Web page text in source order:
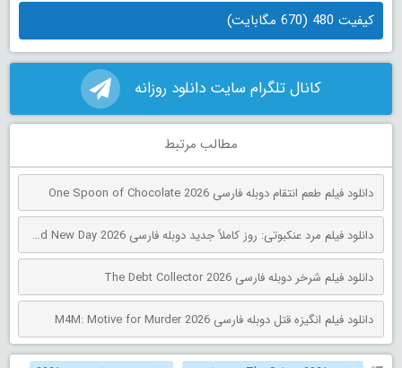
کیفیت 480 (670 مگابایت)
کانال تلگرام سایت دانلود روزانه
مطالب مرتبط
دانلود فیلم طعم انتقام دوبله فارسی One Spoon of Chocolate 2026
دانلود فیلم مرد عنکبوتی: روز کاملاً جدید دوبله فارسی Spider-Man: Brand New Day 2026
دانلود فیلم شرخر دوبله فارسی The Debt Collector 2026
دانلود فیلم انگیزه قتل دوبله فارسی M4M: Motive for Murder 2026